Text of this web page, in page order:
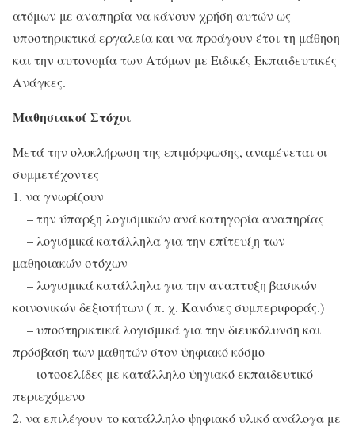
ατόμων με αναπηρία να κάνουν χρήση αυτών ως
υποστηρικτικά εργαλεία και να προάγουν έτσι τη μάθηση
και την αυτονομία των Ατόμων με Ειδικές Εκπαιδευτικές
Ανάγκες.
Μαθησιακοί Στόχοι
Μετά την ολοκλήρωση της επιμόρφωσης, αναμένεται οι
συμμετέχοντες
1. να γνωρίζουν
– την ύπαρξη λογισμικών ανά κατηγορία αναπηρίας
– λογισμικά κατάλληλα για την επίτευξη των
μαθησιακών στόχων
– λογισμικά κατάλληλα για την αναπτυξη βασικών
κοινονικών δεξιοτήτων ( π. χ. Κανόνες συμπεριφοράς.)
– υποστηρικτικά λογισμικά για την διευκόλυνση και
πρόσβαση των μαθητών στον ψηφιακό κόσμο
– ιστοσελίδες με κατάλληλο ψηγιακό εκπαιδευτικό
περιεχόμενο
2. να επιλέγουν το κατάλληλο ψηφιακό υλικό ανάλογα με